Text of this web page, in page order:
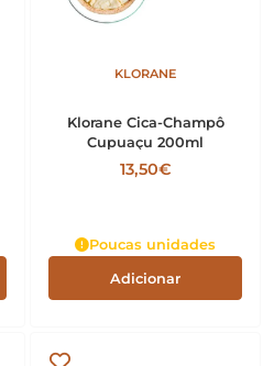
KLORANE
Klorane Cica-Champô
Cupuaçu 200ml
13,50€
Poucas unidades
Adicionar